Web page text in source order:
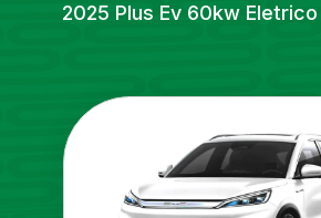
2025 Plus Ev 60kw